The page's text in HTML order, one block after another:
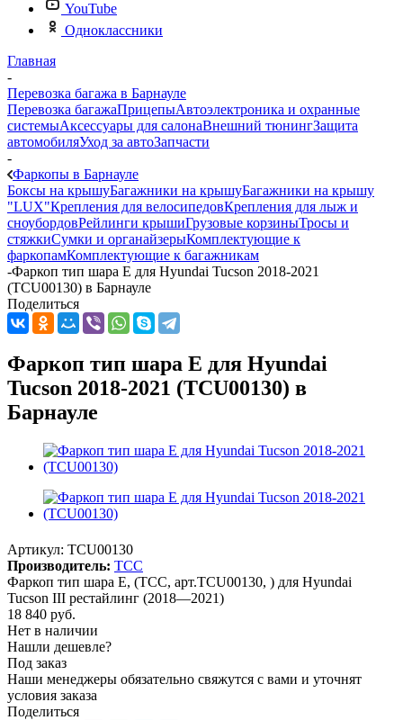
YouTube
Одноклассники
Главная
-
Перевозка багажа в Барнауле
Перевозка багажаПрицепыАвтоэлектроника и охранные
системыАксессуары для салонаВнешний тюнингЗащита
автомобиляУход за автоЗапчасти
-
Фаркопы в Барнауле
Боксы на крышуБагажники на крышуБагажники на крышу
"LUX"Крепления для велосипедовКрепления для лыж и
сноубордовРейлинги крышиГрузовые корзиныТросы и
стяжкиСумки и органайзерыКомплектующие к
фаркопамКомплектующие к багажникам
-Фаркоп тип шара E для Hyundai Tucson 2018-2021
(TCU00130) в Барнауле
Поделиться
Фаркоп тип шара E для Hyundai
Tucson 2018-2021 (TCU00130) в
Барнауле
Артикул: TCU00130
Производитель: ТСС
Фаркоп тип шара E, (ТСС, арт.TCU00130, ) для Hyundai
Tucson III рестайлинг (2018—2021)
18 840 руб.
Нет в наличии
Нашли дешевле?
Под заказ
Наши менеджеры обязательно свяжутся с вами и уточнят
условия заказа
Поделиться